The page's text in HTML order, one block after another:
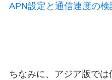
APN設定と通信速度の検
ちなみに、アジア版では